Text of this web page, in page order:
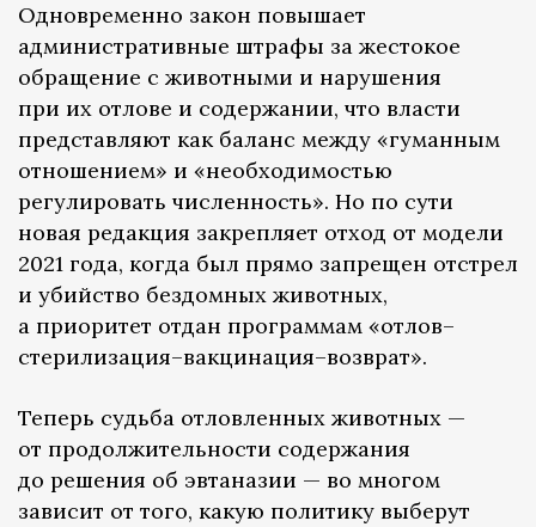
Одновременно закон повышает
административные штрафы за жестокое
обращение с животными и нарушения
при их отлове и содержании, что власти
представляют как баланс между «гуманным
отношением» и «необходимостью
регулировать численность». Но по сути
новая редакция закрепляет отход от модели
2021 года, когда был прямо запрещен отстрел
и убийство бездомных животных,
а приоритет отдан программам «отлов–
стерилизация–вакцинация–возврат».
Теперь судьба отловленных животных —
от продолжительности содержания
до решения об эвтаназии — во многом
зависит от того, какую политику выберут